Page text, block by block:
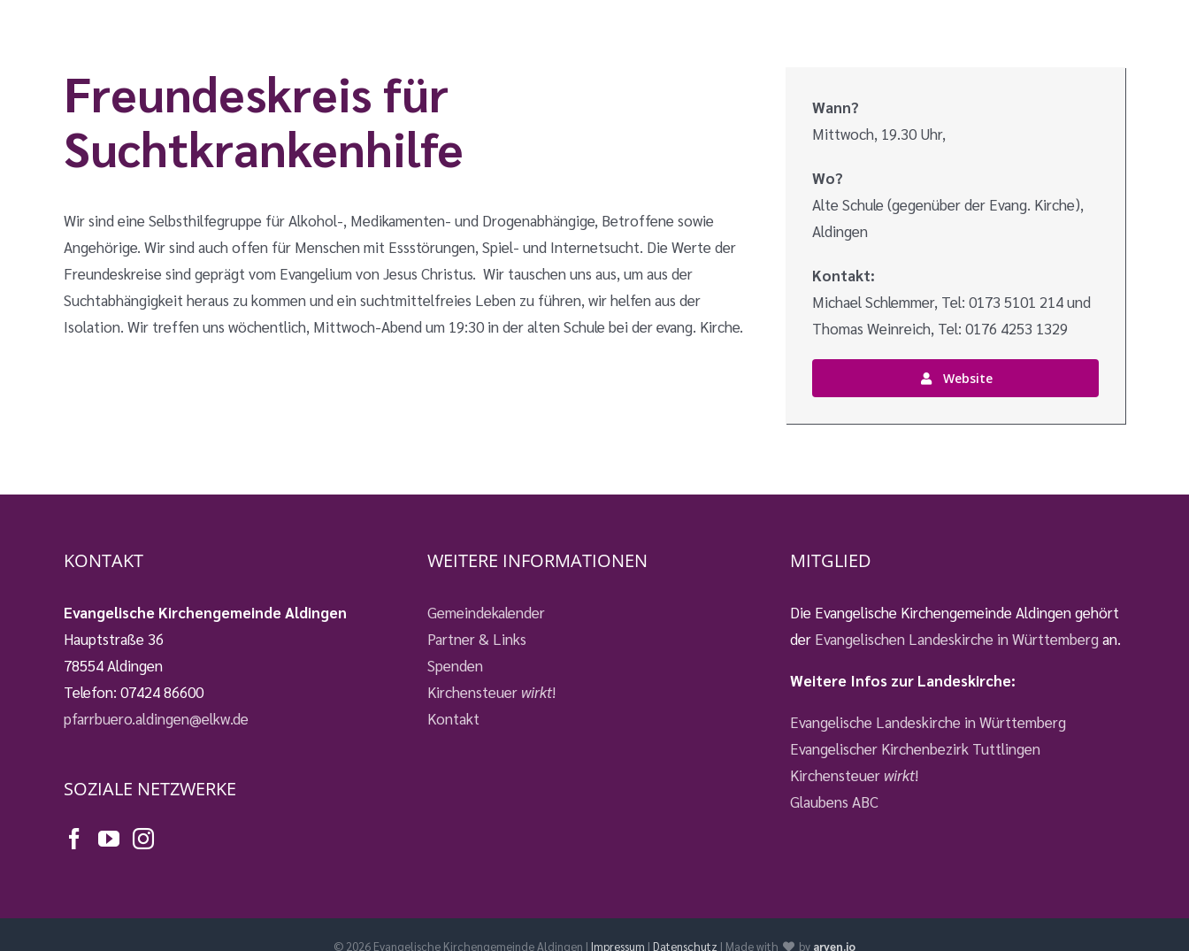
Freundeskreis für
Suchtkrankenhilfe
Wir sind eine Selbsthilfegruppe für Alkohol-, Medikamenten- und Drogenabhängige, Betroffene sowie
Angehörige. Wir sind auch offen für Menschen mit Essstörungen, Spiel- und Internetsucht. Die Werte der
Freundeskreise sind geprägt vom Evangelium von Jesus Christus. Wir tauschen uns aus, um aus der
Suchtabhängigkeit heraus zu kommen und ein suchtmittelfreies Leben zu führen, wir helfen aus der
Isolation. Wir treffen uns wöchentlich, Mittwoch-Abend um 19:30 in der alten Schule bei der evang. Kirche.
Wann?
Mittwoch, 19.30 Uhr,
Wo?
Alte Schule (gegenüber der Evang. Kirche),
Aldingen
Kontakt:
Michael Schlemmer, Tel: 0173 5101 214 und
Thomas Weinreich, Tel: 0176 4253 1329
Website
KONTAKT
Evangelische Kirchengemeinde Aldingen
Hauptstraße 36
78554 Aldingen
Telefon: 07424 86600
pfarrbuero.aldingen@elkw.de
SOZIALE NETZWERKE
WEITERE INFORMATIONEN
Gemeindekalender
Partner & Links
Spenden
Kirchensteuer wirkt!
Kontakt
MITGLIED
Die Evangelische Kirchengemeinde Aldingen gehört
der Evangelischen Landeskirche in Württemberg an.
Weitere Infos zur Landeskirche:
Evangelische Landeskirche in Württemberg
Evangelischer Kirchenbezirk Tuttlingen
Kirchensteuer wirkt!
Glaubens ABC
© 2026 Evangelische Kirchengemeinde Aldingen |Impressum |Datenschutz | Made with by arven.io